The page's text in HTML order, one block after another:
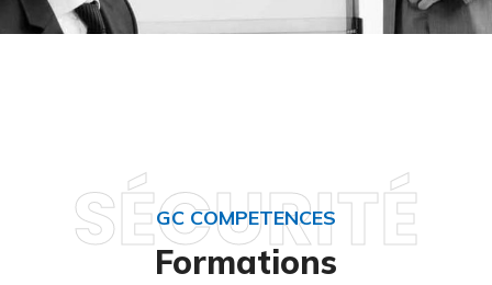
GC COMPETENCES
Formations
SÉCURITÉ